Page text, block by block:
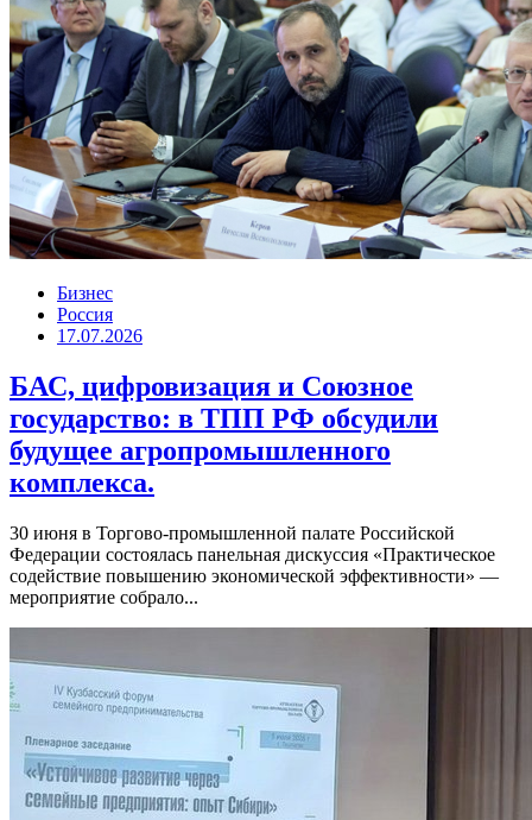
Бизнес
Россия
17.07.2026
БАС, цифровизация и Союзное
государство: в ТПП РФ обсудили
будущее агропромышленного
комплекса.
30 июня в Торгово-промышленной палате Российской
Федерации состоялась панельная дискуссия «Практическое
содействие повышению экономической эффективности» —
мероприятие собрало...